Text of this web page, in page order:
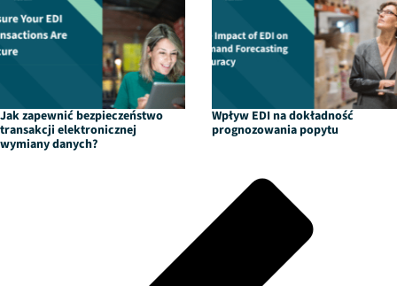
Jak zapewnić bezpieczeństwo
transakcji elektronicznej
wymiany danych?
Wpływ EDI na dokładność
prognozowania popytu